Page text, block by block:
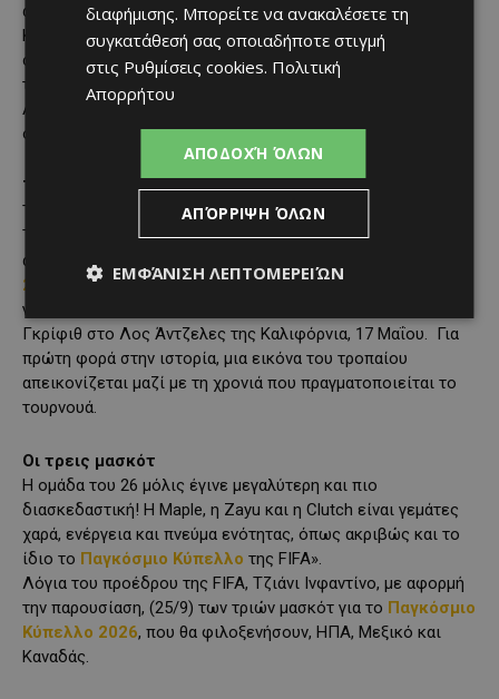
αγώνες στον τρίτο γύρο των προκριματικών στην Ασία.
Κατατάσσεται 64η στον κόσμο και η πρόοδός της είναι
σταθερή, φτάνοντας στον τελικό του Ασιατικού Κυπέλλου
του 2023, όπου ηττήθηκε από το οικοδεσπότη Κατάρ.
Αργεντινή, Αλγερία και Αυστρία τους περιμένουν στον 10ο
όμιλο.
Το λογότυπο
Το τρόπαιο του
Παγκοσμίου Κυπέλλου
Trophy), το πιο αναγνωρισμένο τρόπαιο παγκοσμίως,
αποκαλύφθηκε ως το επίσημο λογότυπο του
2026
μαζί με τον αριθμό (26), της χρονιάς δηλαδή που θα
γίνει η διοργάνωση,σε τελετή έγινε στο Αστεροσκοπείο
Γκρίφιθ στο Λος Άντζελες της Καλιφόρνια, 17 Μαΐου. Για
πρώτη φορά στην ιστορία, μια εικόνα του τροπαίου
απεικονίζεται μαζί με τη χρονιά που πραγματοποιείται το
τουρνουά.
Οι τρεις μασκότ
Η ομάδα του 26 μόλις έγινε μεγαλύτερη και πιο
διασκεδαστική! Η Maple, η Zayu και η Clutch είναι γεμάτες
χαρά, ενέργεια και πνεύμα ενότητας, όπως ακριβώς και το
ίδιο το Παγκόσμιο Κύπελλο της FIFA».
Λόγια του προέδρου της FIFA, Τζιάνι Ινφαντίνο, με αφορμή
την παρουσίαση, (25/9) των τριών μασκότ για το Παγκόσμιο
Κύπελλο 2026, που θα φιλοξενήσουν, ΗΠΑ, Μεξικό και
Καναδάς.
διαφήμισης. Μπορείτε να ανακαλέσετε τη
συγκατάθεσή σας οποιαδήποτε στιγμή
στις Ρυθμίσεις cookies. Πολιτική
Απορρήτου
ΑΠΟΔΟΧΉ ΌΛΩΝ
ΑΠΌΡΡΙΨΗ ΌΛΩΝ
ΕΜΦΆΝΙΣΗ ΛΕΠΤΟΜΕΡΕΙΏΝ